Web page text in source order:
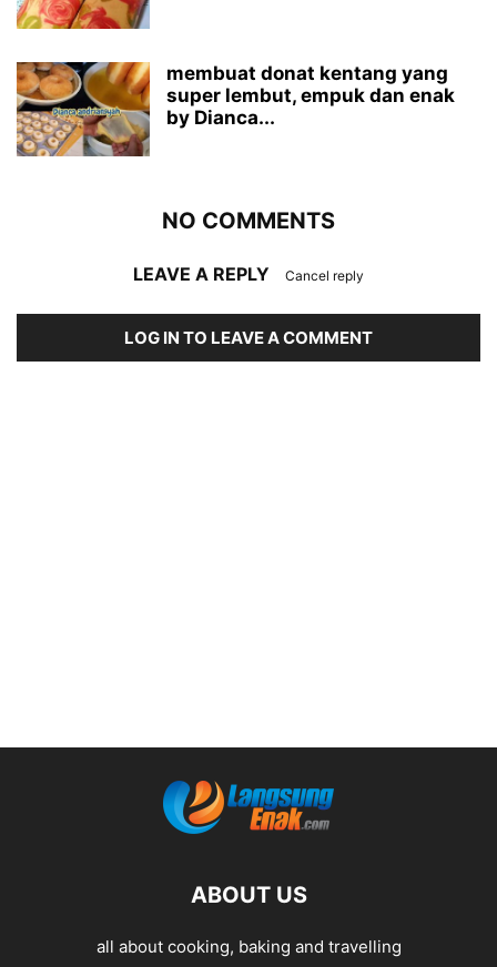
membuat donat kentang yang
super lembut, empuk dan enak
by Dianca...
NO COMMENTS
LEAVE A REPLY Cancel reply
LOG IN TO LEAVE A COMMENT
ABOUT US
all about cooking, baking and travelling